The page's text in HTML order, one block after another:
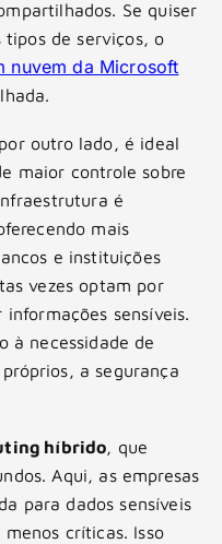
Se quiser
tipos de serviços, o
nuvem da Microsoft
outro lado, é ideal
maior controle sobre
é
mais
e instituições
vezes optam por
sensíveis.
à necessidade de
a segurança
híbrido, que
Aqui, as empresas
para dados sensíveis
críticas. Isso